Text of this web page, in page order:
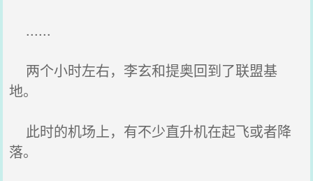
......
两个小时左右，李玄和提奥回到了联盟基
地。
此时的机场上，有不少直升机在起飞或者降
落。